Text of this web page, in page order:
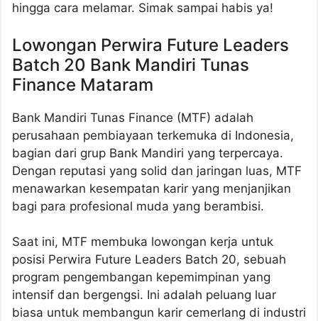
hingga cara melamar. Simak sampai habis ya!
Lowongan Perwira Future Leaders
Batch 20 Bank Mandiri Tunas
Finance Mataram
Bank Mandiri Tunas Finance (MTF) adalah
perusahaan pembiayaan terkemuka di Indonesia,
bagian dari grup Bank Mandiri yang terpercaya.
Dengan reputasi yang solid dan jaringan luas, MTF
menawarkan kesempatan karir yang menjanjikan
bagi para profesional muda yang berambisi.
Saat ini, MTF membuka lowongan kerja untuk
posisi Perwira Future Leaders Batch 20, sebuah
program pengembangan kepemimpinan yang
intensif dan bergengsi. Ini adalah peluang luar
biasa untuk membangun karir cemerlang di industri